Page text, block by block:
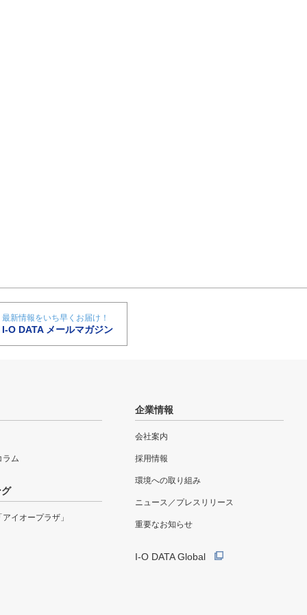
最新情報をいち早くお届け！
I-O DATA メールマガジン
ラム
イオープラザ」
企業情報
会社案内
採用情報
環境への取り組み
ニュース／プレスリリース
重要なお知らせ
I-O DATA Global